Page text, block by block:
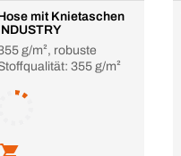
mit Knietaschen
g/m², robuste
355 g/m²